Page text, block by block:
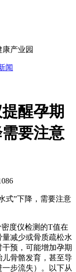
产业园
闻
醒孕期
要注意
式”下降，需要注意
度仪检测的T值在
减少或骨质疏松水
预，可能增加孕期
骨骼发育，甚至导
步流失）。以下从